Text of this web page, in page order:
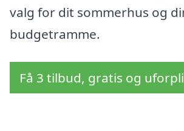
valg for dit sommerhus og
budgetramme.
Få 3 tilbud, gratis og